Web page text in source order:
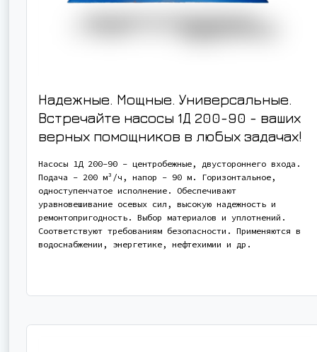
Надежные. Мощные. Универсальные.
Встречайте насосы 1Д 200-90 - ваших
верных помощников в любых задачах!
Насосы 1Д 200-90 - центробежные, двустороннего входа.
Подача - 200 м³/ч, напор - 90 м. Горизонтальное,
одноступенчатое исполнение. Обеспечивают
уравновешивание осевых сил, высокую надежность и
ремонтопригодность. Выбор материалов и уплотнений.
Соответствуют требованиям безопасности. Применяются в
водоснабжении, энергетике, нефтехимии и др.